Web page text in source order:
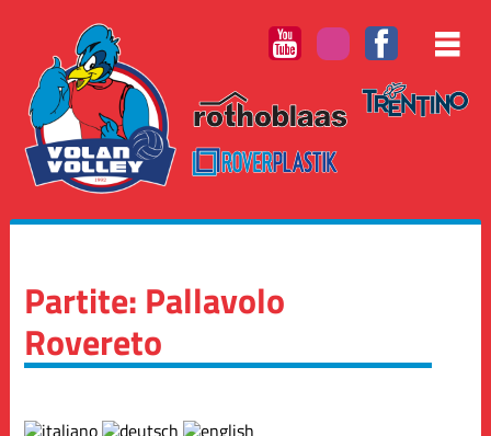
Partite: Pallavolo
Rovereto